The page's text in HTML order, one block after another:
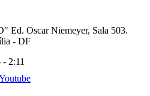
Ed. Oscar Niemeyer, Sala 503.
- DF
2:11